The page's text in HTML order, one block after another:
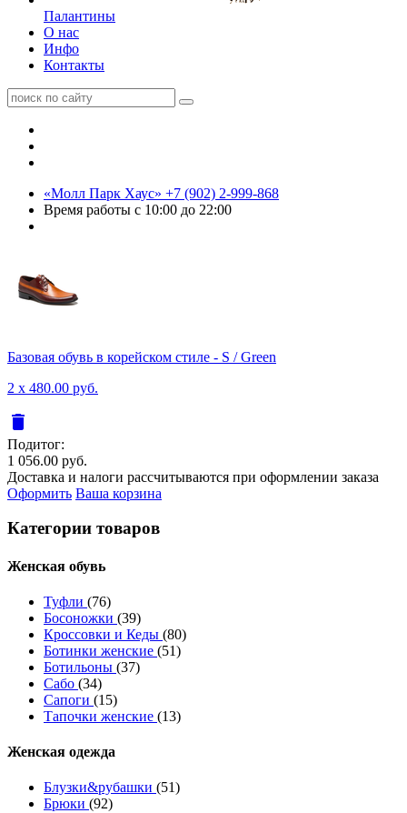
Палантины
О нас
Инфо
Контакты
«Молл Парк Хаус» +7 (902) 2-999-868
Время работы с 10:00 до 22:00
Базовая обувь в корейском стиле - S / Green
2 x 480.00 руб.
delete
Подитог:
1 056.00 руб.
Доставка и налоги рассчитываются при оформлении заказа
Оформить Ваша корзина
Категории товаров
Женcкая обувь
Туфли (76)
Босоножки (39)
Кроссовки и Кеды (80)
Ботинки женские (51)
Ботильоны (37)
Сабо (34)
Сапоги (15)
Тапочки женские (13)
Женская одежда
Блузки&рубашки (51)
Брюки (92)